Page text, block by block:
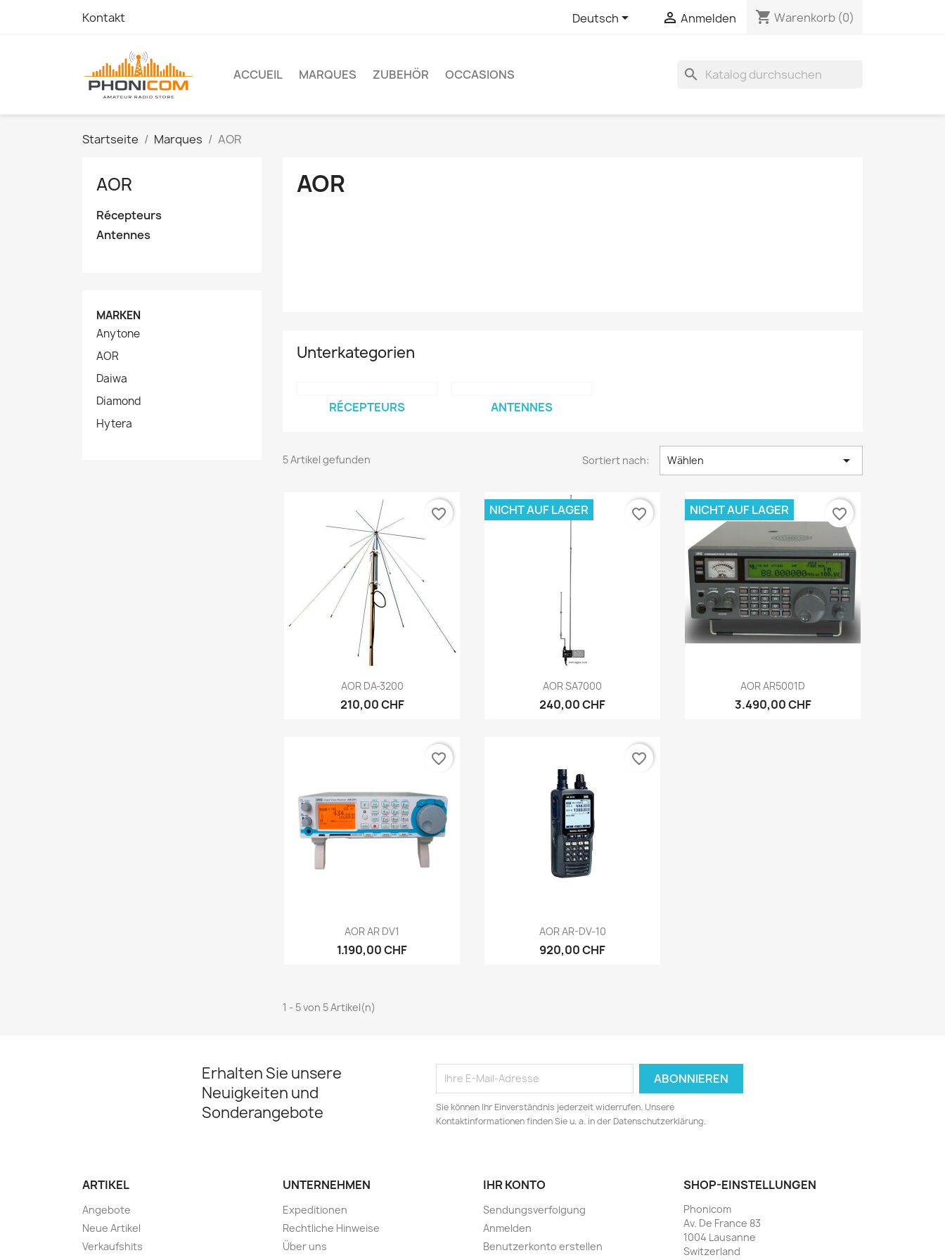
Kontakt Deutsch  Anmelden shopping_cart Warenkorb (0)
ACCUEIL MARQUES ZUBEHÖR OCCASIONS search
Startseite Marques AOR
AOR
Récepteurs
Antennes
MARKEN
Anytone
AOR
Daiwa
Diamond
Hytera
AOR
Unterkategorien
RÉCEPTEURS ANTENNES
5 Artikel gefunden Sortiert nach: Wählen 
Vorschau
AOR DA-3200
210,00 CHF
favorite_border
Vorschau
AOR SA7000
240,00 CHF
NICHT AUF LAGER favorite_border
Vorschau
AOR AR5001D
3.490,00 CHF
NICHT AUF LAGER favorite_border
Vorschau
AOR AR DV1
1.190,00 CHF
favorite_border
Vorschau
AOR AR-DV-10
920,00 CHF
favorite_border
1 - 5 von 5 Artikel(n)
Erhalten Sie unsere
Neuigkeiten und
Sonderangebote
Sie können Ihr Einverständnis jederzeit widerrufen. Unsere
Kontaktinformationen finden Sie u. a. in der Datenschutzerklärung.
ARTIKEL
Angebote
Neue Artikel
Verkaufshits
UNTERNEHMEN
Expeditionen
Rechtliche Hinweise
Über uns
IHR KONTO
Sendungsverfolgung
Anmelden
Benutzerkonto erstellen
SHOP-EINSTELLUNGEN
Phonicom
Av. De France 83
1004 Lausanne
Switzerland